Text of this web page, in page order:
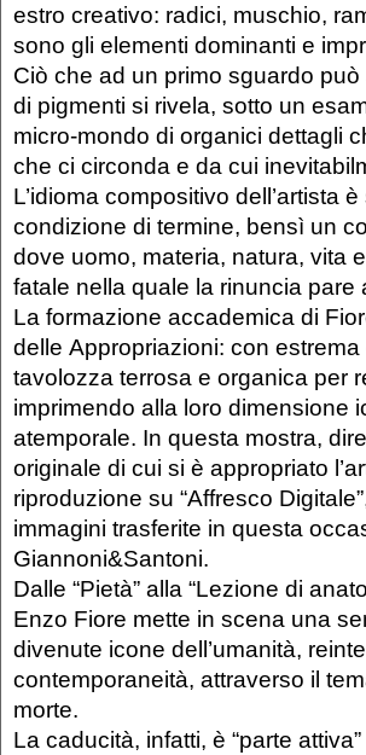
estro creativo: radici, muschio,
sono gli elementi dominanti e
Ciò che ad un primo sguardo
di pigmenti si rivela, sotto un
micro-mondo di organici dettagli
che ci circonda e da cui
L’idioma compositivo dell’artista
condizione di termine, bensì un
dove uomo, materia, natura, vita
fatale nella quale la rinuncia pare
La formazione accademica di
delle Appropriazioni: con
tavolozza terrosa e organica per
imprimendo alla loro dimensione
atemporale. In questa mostra,
originale di cui si è appropriato
riproduzione su “Affresco
immagini trasferite in questa
Giannoni&Santoni.
Dalle “Pietà” alla “Lezione di
Enzo Fiore mette in scena una
divenute icone dell’umanità,
contemporaneità, attraverso il
morte.
La caducità, infatti, è “parte